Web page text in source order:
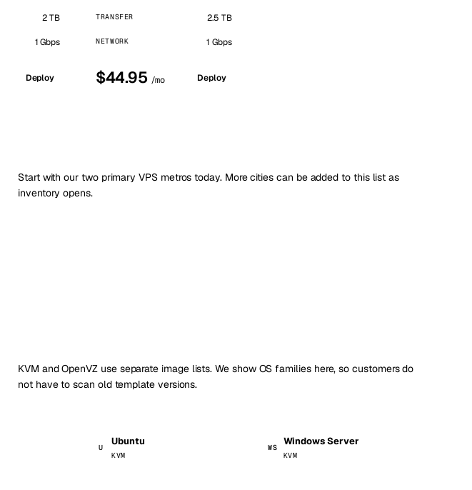
2 TB
1 Gbps
Deploy
TRANSFER 2.5 TB
NETWORK 1 Gbps
$44.95 /mo Deploy
Start with our two primary VPS metros today. More cities can be added to this list as
inventory opens.
KVM and OpenVZ use separate image lists. We show OS families here, so customers do
not have to scan old template versions.
U
Ubuntu
KVM
WS
Windows Server
KVM